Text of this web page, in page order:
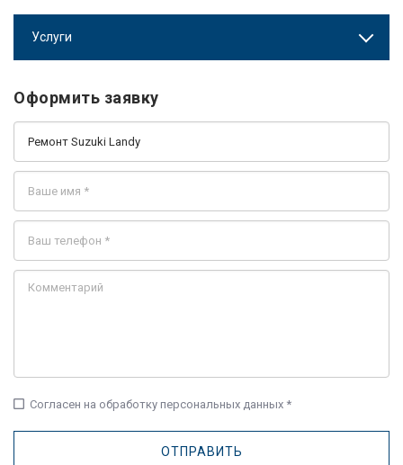
Услуги
Оформить заявку
check_box_outline_blank Согласен на обработку персональных данных *